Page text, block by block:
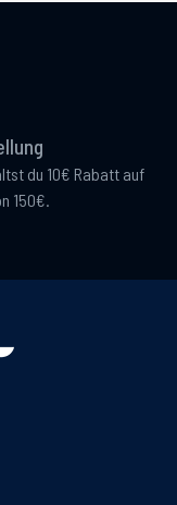
du 10€ Rabatt auf
150€.